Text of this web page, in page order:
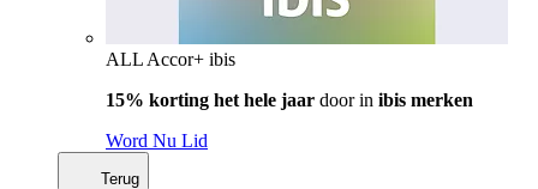
ALL Accor+ ibis
15% korting het hele jaar door in ibis merken
Word Nu Lid
Terug